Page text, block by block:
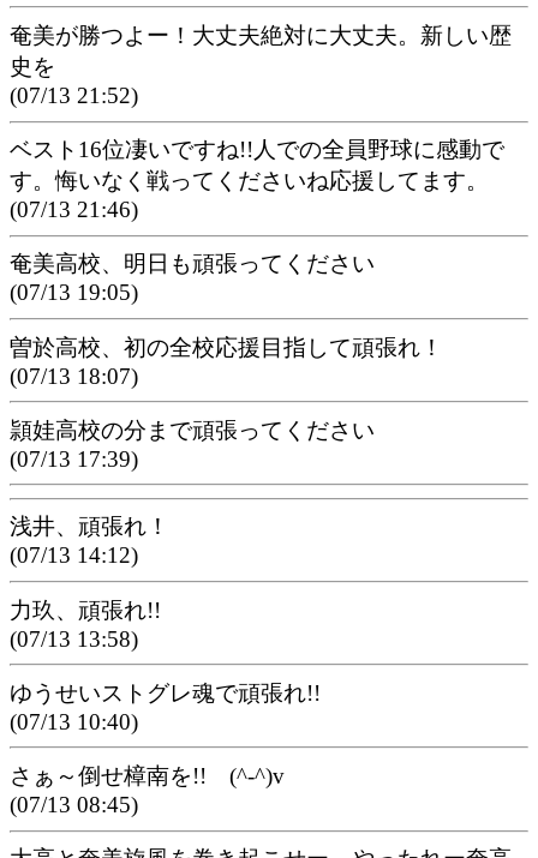
奄美が勝つよー！大丈夫絶対に大丈夫。新しい歴
史を
(07/13 21:52)
ベスト16位凄いですね!!人での全員野球に感動で
す。悔いなく戦ってくださいね応援してます。
(07/13 21:46)
奄美高校、明日も頑張ってください
(07/13 19:05)
曽於高校、初の全校応援目指して頑張れ！
(07/13 18:07)
頴娃高校の分まで頑張ってください
(07/13 17:39)
浅井、頑張れ！
(07/13 14:12)
力玖、頑張れ!!
(07/13 13:58)
ゆうせいストグレ魂で頑張れ!!
(07/13 10:40)
さぁ～倒せ樟南を!! (^-^)v
(07/13 08:45)